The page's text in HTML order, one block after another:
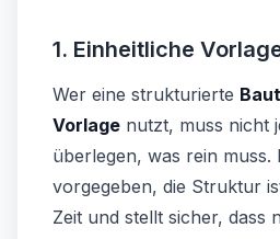
1. Einheitliche
Wer eine strukturierte
Vorlage nutzt, muss nicht
überlegen, was rein muss.
vorgegeben, die Struktur
Zeit und stellt sicher, dass